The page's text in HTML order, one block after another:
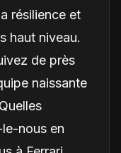
résilience et
haut niveau.
de près
naissante
nous en